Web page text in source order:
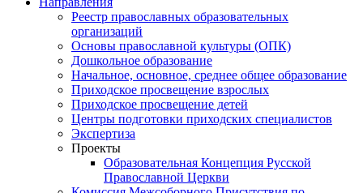
Реестр православных образовательных
организаций
Основы православной культуры (ОПК)
Дошкольное образование
Начальное, основное, среднее общее образование
Приходское просвещение взрослых
Приходское просвещение детей
Центры подготовки приходских специалистов
Экспертиза
Проекты
Образовательная Концепция Русской
Православной Церкви